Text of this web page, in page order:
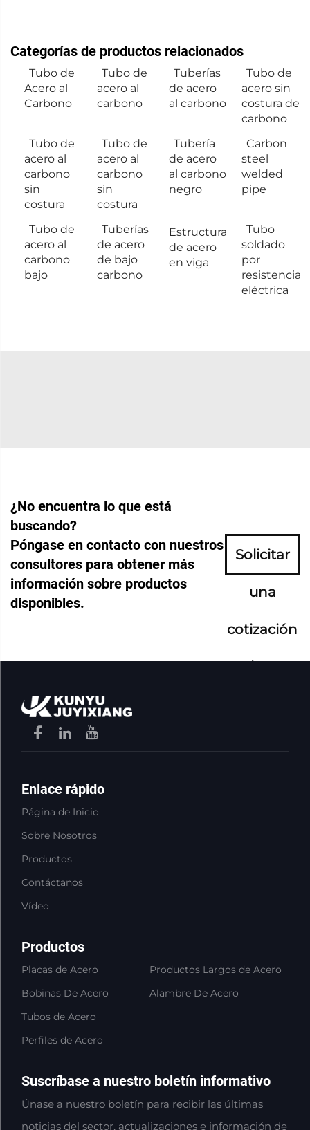
Categorías de productos relacionados
Tubo de
Acero al
Carbono
Tubo de
acero al
carbono
Tuberías
de acero
al carbono
Tubo de
acero sin
costura de
carbono
Tubo de
acero al
carbono
sin
costura
Tubo de
acero al
carbono
sin
costura
Tubería
de acero
al carbono
negro
Carbon
steel
welded
pipe
Tubo de
acero al
carbono
bajo
Tuberías
de acero
de bajo
carbono
Estructura
de acero
en viga
Tubo
soldado
por
resistencia
eléctrica
¿No encuentra lo que está
buscando?
Póngase en contacto con nuestros
consultores para obtener más
información sobre productos
disponibles.
Solicitar
una
cotización
ahora
Enlace rápido
Página de Inicio
Sobre Nosotros
Productos
Contáctanos
Vídeo
Productos
Placas de Acero
Bobinas De Acero
Tubos de Acero
Perfiles de Acero
Productos Largos de Acero
Alambre De Acero
Suscríbase a nuestro boletín informativo
Únase a nuestro boletín para recibir las últimas
noticias del sector, actualizaciones e información de